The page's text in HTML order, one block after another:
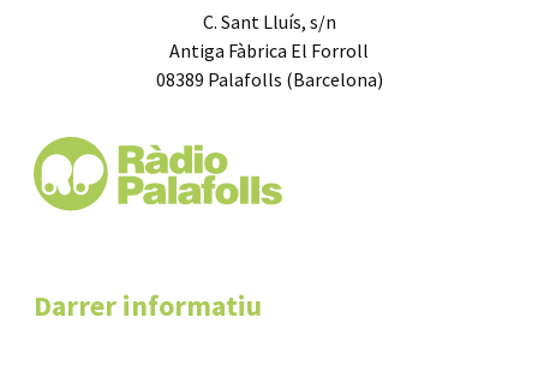
C. Sant Lluís, s/n
Antiga Fàbrica El Forroll
08389 Palafolls (Barcelona)
Darrer informatiu